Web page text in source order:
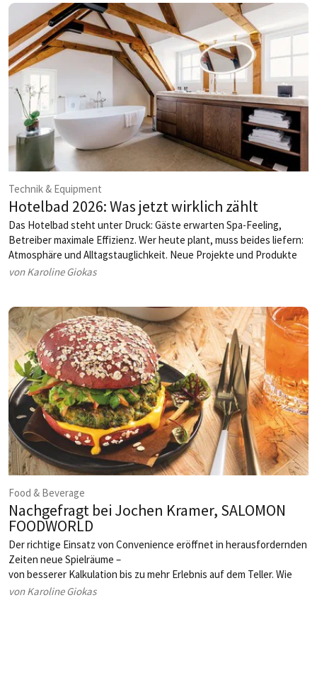
Technik & Equipment
Hotelbad 2026: Was jetzt wirklich zählt
Das Hotelbad steht unter Druck: Gäste erwarten Spa-Feeling,
Betreiber maximale Effizienz. Wer heute plant, muss beides liefern:
Atmosphäre und Alltagstauglichkeit. Neue Projekte und Produkte
zeigen, wie sich dieser Spagat meistern lässt.
von Karoline Giokas
Food & Beverage
Nachgefragt bei Jochen Kramer, SALOMON
FOODWORLD
Der richtige Einsatz von Convenience eröffnet in herausfordernden
Zeiten neue Spielräume –
von besserer Kalkulation bis zu mehr Erlebnis auf dem Teller. Wie
Betriebe ihr Angebot jetzt
von Karoline Giokas